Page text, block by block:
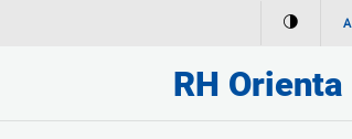
A
RH Orienta